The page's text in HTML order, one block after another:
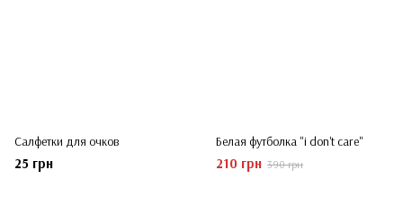
Салфетки для очков
25 грн
Белая футболка "i don't care"
210 грн 390 грн